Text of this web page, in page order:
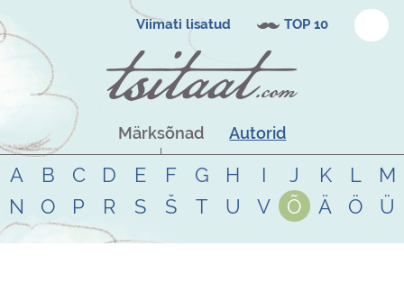
Viimati lisatud TOP 10
Märksõnad Autorid
A B C D E F G H I J K L
M
N
O P R S Š T U V Õ Ä Ö Ü